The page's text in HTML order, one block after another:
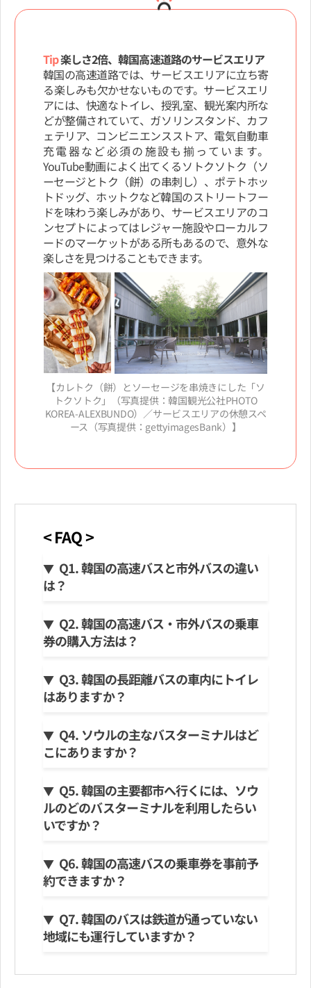
Tip楽しさ2倍、韓国高速道路のサービスエリア
韓国の高速道路では、サービスエリアに立ち寄
る楽しみも欠かせないものです。サービスエリ
アには、快適なトイレ、授乳室、観光案内所な
どが整備されていて、ガソリンスタンド、カフ
ェテリア、コンビニエンスストア、電気自動車
充電器など必須の施設も揃っています。
YouTube動画によく出てくるソトクソトク（ソ
ーセージとトク（餅）の串刺し）、ポテトホッ
トドッグ、ホットクなど韓国のストリートフー
ドを味わう楽しみがあり、サービスエリアのコ
ンセプトによってはレジャー施設やローカルフ
ードのマーケットがある所もあるので、意外な
楽しさを見つけることもできます。
【カレトク（餅）とソーセージを串焼きにした「ソ
トクソトク」（写真提供：韓国観光公社PHOTO
KOREA-ALEXBUNDO）／サービスエリアの休憩スペ
ース（写真提供：gettyimagesBank）】
< FAQ >
Q1. 韓国の高速バスと市外バスの違い
は？
Q2. 韓国の高速バス・市外バスの乗車
券の購入方法は？
Q3. 韓国の長距離バスの車内にトイレ
はありますか？
Q4. ソウルの主なバスターミナルはど
こにありますか？
Q5. 韓国の主要都市へ行くには、ソウ
ルのどのバスターミナルを利用したらい
いですか？
Q6. 韓国の高速バスの乗車券を事前予
約できますか？
Q7. 韓国のバスは鉄道が通っていない
地域にも運行していますか？